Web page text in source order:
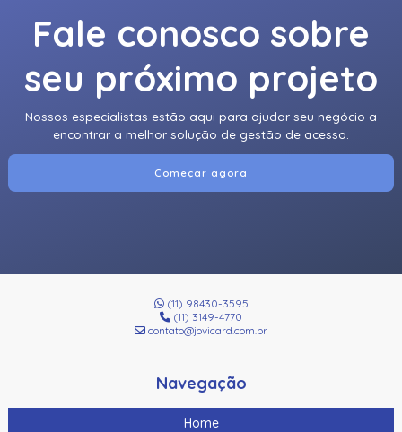
Fale conosco sobre
seu próximo projeto
Nossos especialistas estão aqui para ajudar seu negócio a
encontrar a melhor solução de gestão de acesso.
Começar agora
(11) 98430-3595
(11) 3149-4770
contato@jovicard.com.br
Navegação
Home